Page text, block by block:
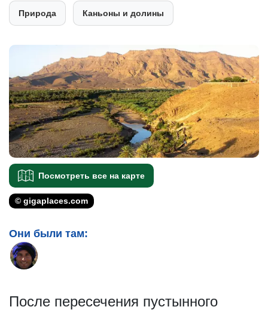
Природа Каньоны и долины
Посмотреть все на карте
© gigaplaces.com
Они были там:
После пересечения пустынного